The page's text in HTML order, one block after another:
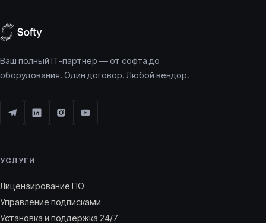
Ваш полный IT-партнёр — от софта до
оборудования. Один договор. Любой вендор.
УСЛУГИ
Лицензирование ПО
Управление подписками
Установка и поддержка 24/7